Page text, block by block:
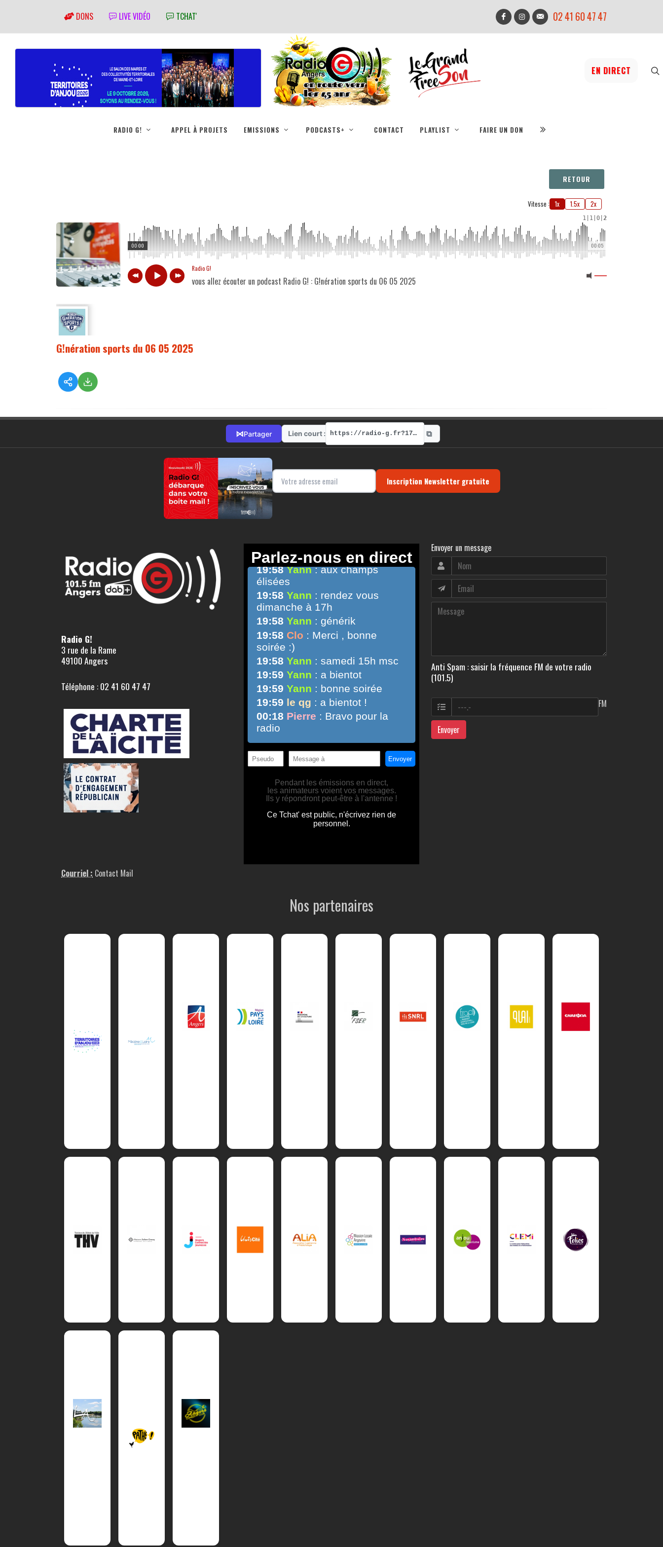
DONS LIVE VIDÉO TCHAT' 02 41 60 47 47
EN DIRECT
RADIO G! APPEL À PROJETS EMISSIONS PODCASTS+ CONTACT PLAYLIST FAIRE UN DON
RETOUR
Vitesse : 1x 1.5x 2x
1 1 0 2
00:05
00:00
Radio G!
vous allez écouter un podcast Radio G! : G!nération sports du 06 05 2025
G!nération sports du 06 05 2025
⋈Partager Lien court : https://radio-g.fr?17643 ⧉
Inscription Newsletter gratuite
Radio G!
3 rue de la Rame
49100 Angers
Téléphone : 02 41 60 47 47
Courriel : Contact Mail
Envoyer un message
Anti Spam : saisir la fréquence FM de votre radio
(101.5)
FM
Envoyer
Nos partenaires